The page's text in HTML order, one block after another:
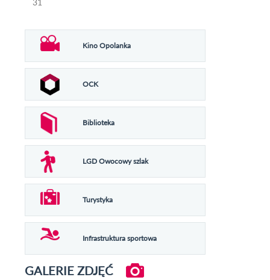
Kino Opolanka
OCK
Biblioteka
LGD Owocowy szlak
Turystyka
Infrastruktura sportowa
GALERIE ZDJĘĆ